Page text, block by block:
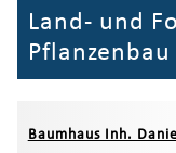
Land- und
Pflanzenbau
Baumhaus Inh.